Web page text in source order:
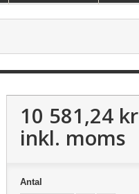
10 581,24 kr
inkl. moms
Antal